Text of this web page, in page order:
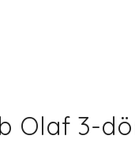
Olaf 3-